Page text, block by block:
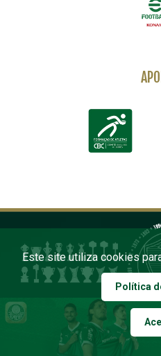
COPYRIGHT 2026 PALMEIRAS.
Este site utiliza cookies
Política
DESENVOLVIDO